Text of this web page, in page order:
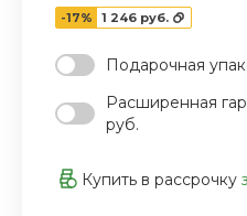
-17% 1 246 руб.
Подарочная
Расширенная
руб.
Купить в рассрочку